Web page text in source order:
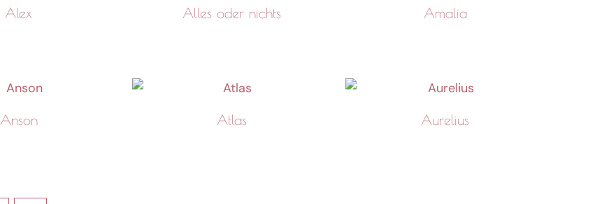
Alex Alles oder nichts Amalia
Anson Atlas Aurelius